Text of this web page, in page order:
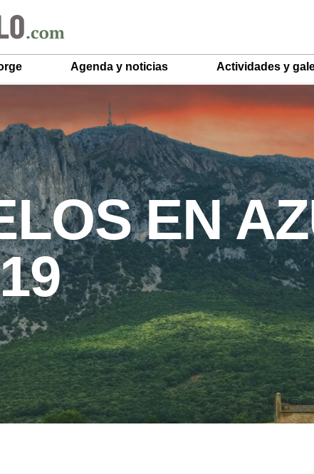
Agenda y noticias Actividades y
EN